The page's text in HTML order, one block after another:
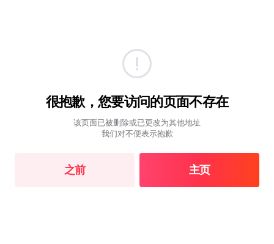
很抱歉，您要访问的页面不存在
该页面已被删除或已更改为其他地址
我们对不便表示抱歉
之前 主页